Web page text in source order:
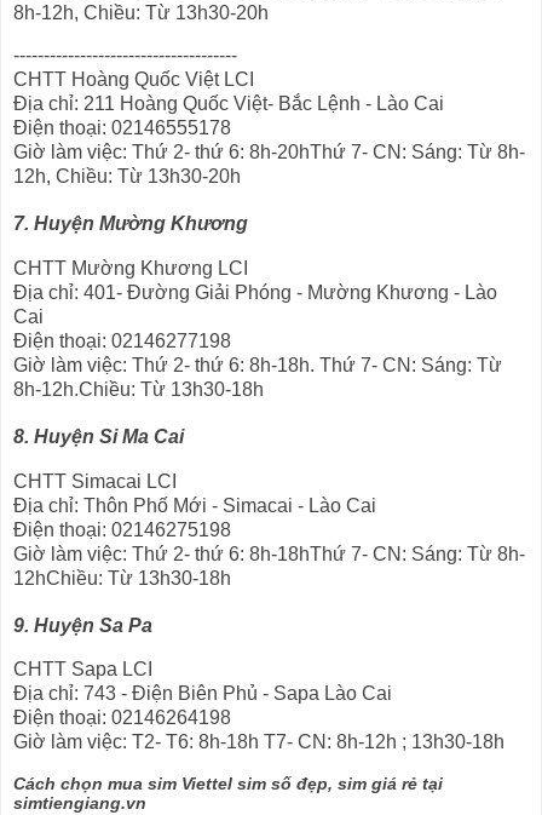
8h-12h, Chiều: Từ 13h30-20h
-------------------------------------
CHTT Hoàng Quốc Việt LCI
Địa chỉ: 211 Hoàng Quốc Việt- Bắc Lệnh - Lào Cai
Điện thoại: 02146555178
Giờ làm việc: Thứ 2- thứ 6: 8h-20hThứ 7- CN: Sáng: Từ 8h-
12h, Chiều: Từ 13h30-20h
7. Huyện Mường Khương
CHTT Mường Khương LCI
Địa chỉ: 401- Đường Giải Phóng - Mường Khương - Lào
Cai
Điện thoại: 02146277198
Giờ làm việc: Thứ 2- thứ 6: 8h-18h. Thứ 7- CN: Sáng: Từ
8h-12h.Chiều: Từ 13h30-18h
8. Huyện Si Ma Cai
CHTT Simacai LCI
Địa chỉ: Thôn Phố Mới - Simacai - Lào Cai
Điện thoại: 02146275198
Giờ làm việc: Thứ 2- thứ 6: 8h-18hThứ 7- CN: Sáng: Từ 8h-
12hChiều: Từ 13h30-18h
9. Huyện Sa Pa
CHTT Sapa LCI
Địa chỉ: 743 - Điện Biên Phủ - Sapa Lào Cai
Điện thoại: 02146264198
Giờ làm việc: T2- T6: 8h-18h T7- CN: 8h-12h ; 13h30-18h
Cách chọn mua sim Viettel sim số đẹp, sim giá rẻ tại
simtiengiang.vn